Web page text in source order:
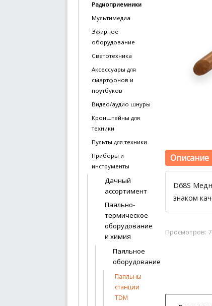
news@signalelectronics.ru
Описание
D68S
знаком
Просмотров:
Радиоприемники
Мультимедиа
Эфирное
оборудование
Светотехника
Аксессуары для
смартфонов и
ноутбуков
Видео/аудио шнуры
Кронштейны для
техники
Пульты для техники
Приборы и
инструменты
Дачный
ассортимент
Паяльно-
термическое
оборудование
и химия
Паяльное
оборудование
Паяльные
станции
TDM